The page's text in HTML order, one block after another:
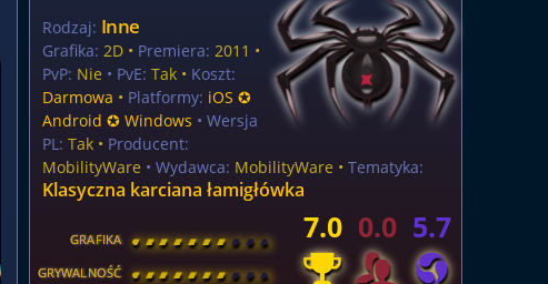
Rodzaj: Inne
Grafika: 2D • Premiera: 2011 •
PvP: Nie • PvE: Tak • Koszt:
Darmowa • Platformy: iOS ✪
Android ✪ Windows • Wersja
PL: Tak • Producent:
MobilityWare • Wydawca: MobilityWare •Tematyka:
Klasyczna karciana łamigłówka
GRAFIKA [ \ \ \ \ \ \ \ \ ]
GRYWALNOŚĆ [ \ \ \ \ \ \ \ \ ]
7.0 0.0 5.7